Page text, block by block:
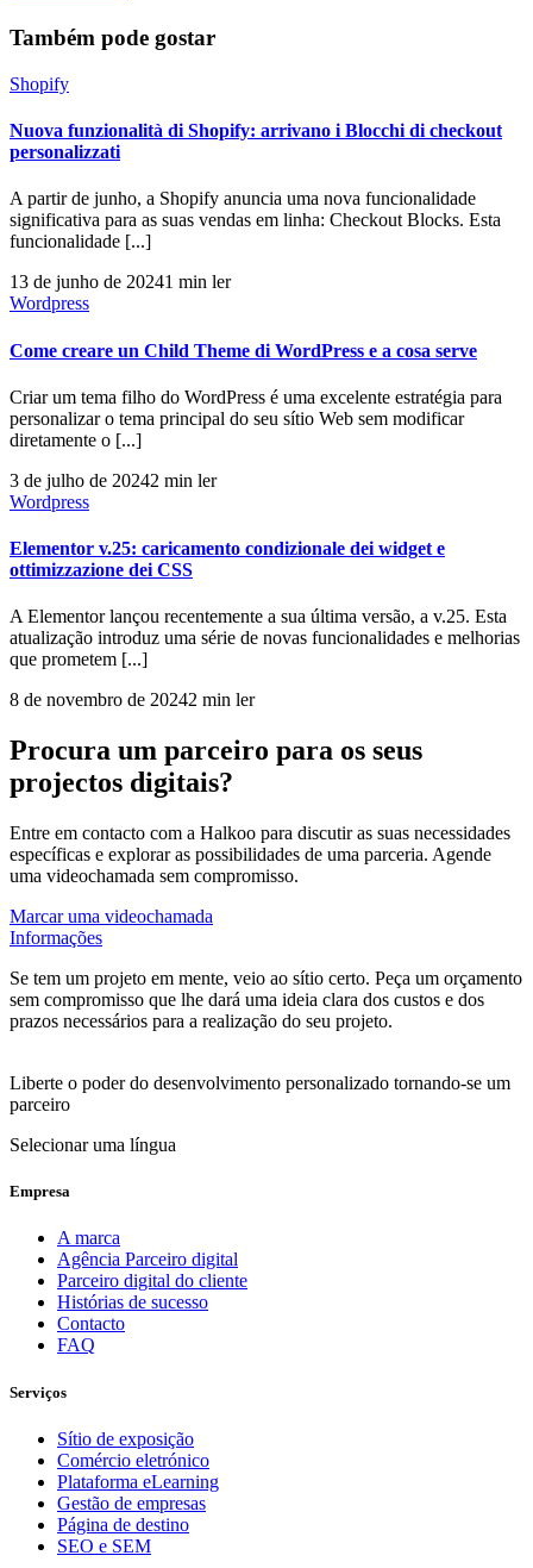
Também pode gostar
Shopify
Nuova funzionalità di Shopify: arrivano i Blocchi di checkout
personalizzati
A partir de junho, a Shopify anuncia uma nova funcionalidade
significativa para as suas vendas em linha: Checkout Blocks. Esta
funcionalidade [...]
13 de junho de 20241 min ler
Wordpress
Come creare un Child Theme di WordPress e a cosa serve
Criar um tema filho do WordPress é uma excelente estratégia para
personalizar o tema principal do seu sítio Web sem modificar
diretamente o [...]
3 de julho de 20242 min ler
Wordpress
Elementor v.25: caricamento condizionale dei widget e
ottimizzazione dei CSS
A Elementor lançou recentemente a sua última versão, a v.25. Esta
atualização introduz uma série de novas funcionalidades e melhorias
que prometem [...]
8 de novembro de 20242 min ler
Procura um parceiro para os seus
projectos digitais?
Entre em contacto com a Halkoo para discutir as suas necessidades
específicas e explorar as possibilidades de uma parceria. Agende
uma videochamada sem compromisso.
Marcar uma videochamada
Informações
Se tem um projeto em mente, veio ao sítio certo. Peça um orçamento
sem compromisso que lhe dará uma ideia clara dos custos e dos
prazos necessários para a realização do seu projeto.
Liberte o poder do desenvolvimento personalizado tornando-se um
parceiro
Selecionar uma língua
Empresa
A marca
Agência Parceiro digital
Parceiro digital do cliente
Histórias de sucesso
Contacto
FAQ
Serviços
Sítio de exposição
Comércio eletrónico
Plataforma eLearning
Gestão de empresas
Página de destino
SEO e SEM